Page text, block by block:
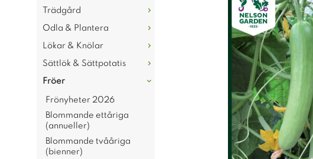
Trädgård
Odla & Plantera
Lökar & Knölar
Sättlök & Sättpotatis
Fröer
Frönyheter 2026
Blommande ettåriga
(annueller)
Blommande tvååriga
(bienner)